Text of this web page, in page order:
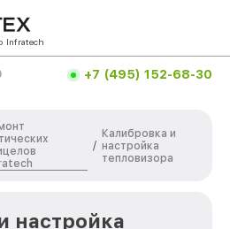
Infratech
+7 (495) 152-68-30
/
Калибровка и
настройка
тепловизора
настройка